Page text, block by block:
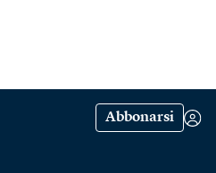
Abbonarsi